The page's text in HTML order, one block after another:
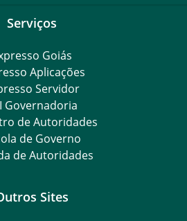
Serviços
Goiás
Aplicações
Servidor
Governadoria
de Autoridades
de Governo
de Autoridades
Sites